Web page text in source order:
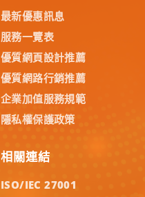
最新優惠訊息
服務一覽表
優質網頁設計推薦
優質網路行銷推薦
企業加值服務規範
隱私權保護政策
相關連結
ISO/IEC 27001